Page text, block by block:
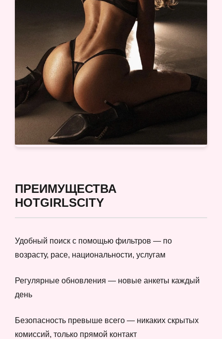
ПРЕИМУЩЕСТВА
HOTGIRLSCITY
Удобный поиск с помощью фильтров — по
возрасту, расе, национальности, услугам
Регулярные обновления — новые анкеты каждый
день
Безопасность превыше всего — никаких скрытых
комиссий, только прямой контакт